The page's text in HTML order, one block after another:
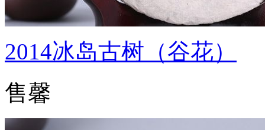
2014冰岛古树（谷花）
售馨